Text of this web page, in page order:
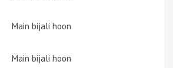
Main bijali hoon
Main bijali hoon